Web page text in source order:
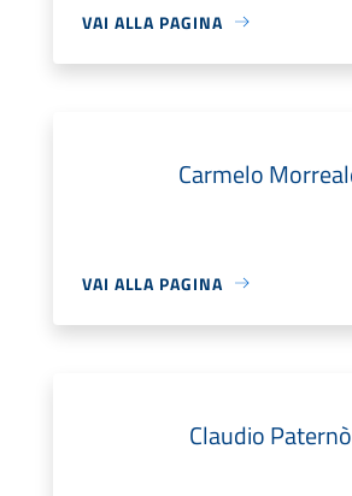
VAI ALLA PAGINA
Carmelo
VAI ALLA PAGINA
Claudio Paternò